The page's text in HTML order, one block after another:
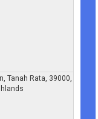
Tanah Rata, 39000,